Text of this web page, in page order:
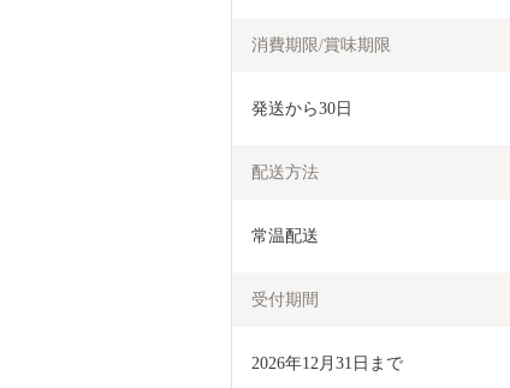
消費期限/賞味期限
発送から30日
配送方法
常温配送
受付期間
2026年12月31日まで